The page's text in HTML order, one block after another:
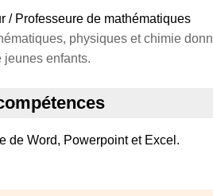
/ Professeure de mathématiques
physiques et chimie
jeunes enfants.
de Word, Powerpoint et Excel.